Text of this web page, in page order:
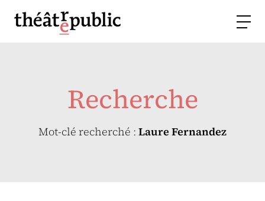
Recherche
Mot-clé recherché : Laure Fernandez